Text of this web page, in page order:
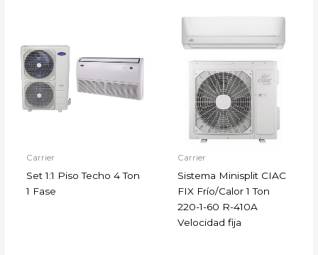
Carrier
Set 1:1 Piso Techo 4 Ton
1 Fase
Carrier
Sistema Minisplit CIAC
FIX Frío/Calor 1 Ton
220-1-60 R-410A
Velocidad fija